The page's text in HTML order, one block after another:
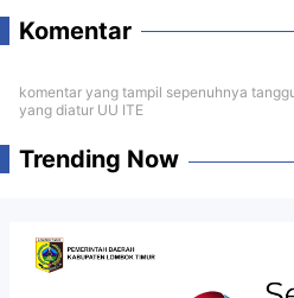
Komentar
komentar yang tampil sepenuhnya
yang diatur UU ITE
Trending Now